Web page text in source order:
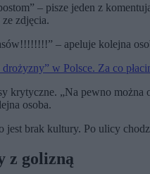
– pisze jeden z
zdjęcia.
– apeluje kolejna
w Polsce. Za co
krytyczne. „Na pewno
osoba.
jest brak kultury. Po ulicy
z golizną